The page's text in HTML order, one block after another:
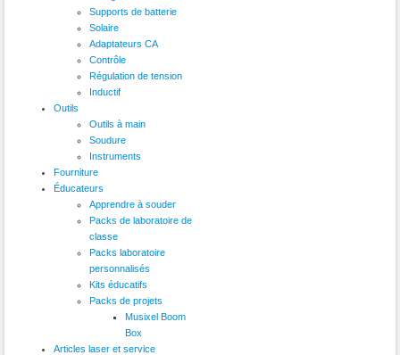
Supports de batterie
Solaire
Adaptateurs CA
Contrôle
Régulation de tension
Inductif
Outils
Outils à main
Soudure
Instruments
Fourniture
Éducateurs
Apprendre à souder
Packs de laboratoire de
classe
Packs laboratoire
personnalisés
Kits éducatifs
Packs de projets
Musixel Boom
Box
Articles laser et service